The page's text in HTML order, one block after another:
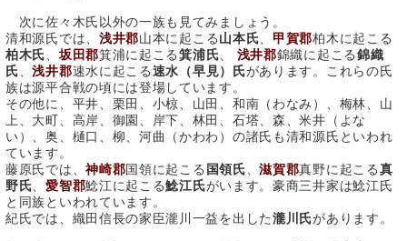
次に佐々木氏以外の一族も見てみましょう。
清和源氏では、 浅井郡山本に起こる山本氏 甲賀郡柏木に起こる
柏木氏 、坂田郡箕浦に起こる箕浦氏 浅井郡錦織に起こる錦織
氏 、浅井郡速水に起こる速水（早見）氏があります。これらの氏
族は源平合戦の頃には登場しています。
その他に、平井、栗田、小椋、山田、和南（わなみ）、梅林、山
上、大町、高岸、御園、岸下、林田、石塔、森、米井（よな
い）、奥、樋口、柳、河曲（かわわ）の諸氏も清和源氏といわれ
ています。
藤原氏では、神崎郡国領に起こる 国領氏 、滋賀郡真野に起こる真
野氏 、愛智郡鯰江に起こる鯰江氏がいます。豪商三井家は鯰江氏
と同族といわれています。
紀氏では、織田信長の家臣瀧川一益を出した瀧川氏があります。